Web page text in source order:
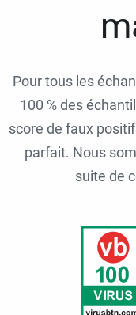
Pour tous les
100 % des
score de faux
parfait. Nous
suite de